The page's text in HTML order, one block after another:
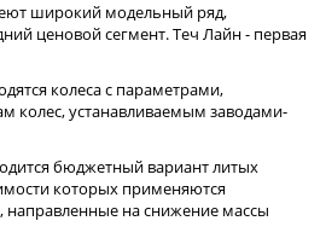
широкий модельный ряд,
ценовой сегмент. Теч Лайн - первая
колеса с параметрами,
колес, устанавливаемым заводами-
бюджетный вариант литых
которых применяются
направленные на снижение массы